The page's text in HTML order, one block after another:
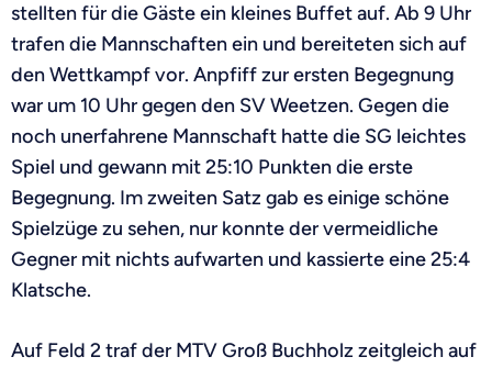
stellten für die Gäste ein kleines Buffet auf. Ab 9 Uhr
trafen die Mannschaften ein und bereiteten sich auf
den Wettkampf vor. Anpfiff zur ersten Begegnung
war um 10 Uhr gegen den SV Weetzen. Gegen die
noch unerfahrene Mannschaft hatte die SG leichtes
Spiel und gewann mit 25:10 Punkten die erste
Begegnung. Im zweiten Satz gab es einige schöne
Spielzüge zu sehen, nur konnte der vermeidliche
Gegner mit nichts aufwarten und kassierte eine 25:4
Klatsche.
Auf Feld 2 traf der MTV Groß Buchholz zeitgleich auf